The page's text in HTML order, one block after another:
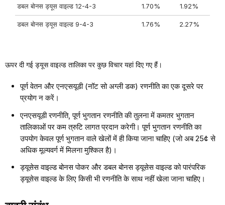
डबल बोनस ड्यूस वाइल्ड 12-4-3 1.70% 1.92%
डबल बोनस ड्यूस वाइल्ड 9-4-3 1.76% 2.27%
ऊपर दी गई ड्यूस वाइल्ड तालिका पर कुछ विचार यहां दिए गए हैं।
पूर्ण वेतन और एनएसयूडी (नॉट सो अग्ली डक) रणनीति का एक दूसरे पर
प्रयोग न करें।
एनएसयूडी रणनीति, पूर्ण भुगतान रणनीति की तुलना में कमतर भुगतान
तालिकाओं पर कम त्रुटि लागत प्रदान करेगी। पूर्ण भुगतान रणनीति का
उपयोग केवल पूर्ण भुगतान वाले खेलों में ही किया जाना चाहिए (जो अब 25¢ से
अधिक मूल्यवर्ग में मिलना मुश्किल है)।
ड्यूसेस वाइल्ड बोनस पोकर और डबल बोनस ड्यूसेस वाइल्ड को पारंपरिक
ड्यूसेस वाइल्ड के लिए किसी भी रणनीति के साथ नहीं खेला जाना चाहिए।